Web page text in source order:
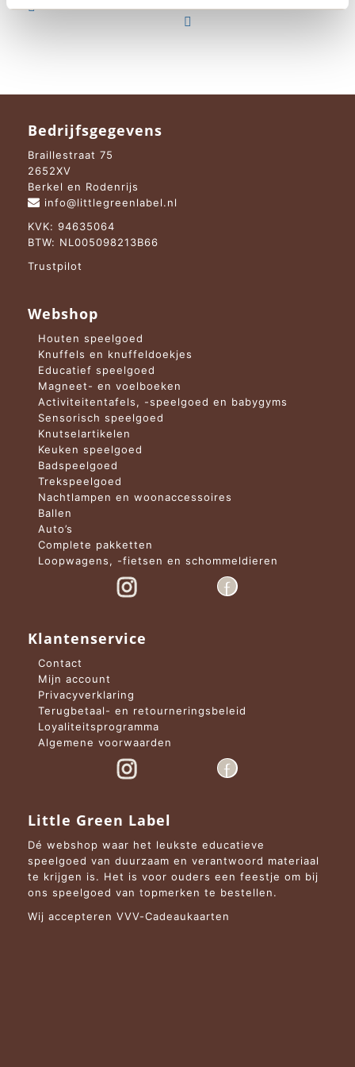


Bedrijfsgegevens
Braillestraat 75
2652XV
Berkel en Rodenrijs
info@littlegreenlabel.nl
KVK: 94635064
BTW: NL005098213B66
Trustpilot
Webshop
Houten speelgoed
Knuffels en knuffeldoekjes
Educatief speelgoed
Magneet- en voelboeken
Activiteitentafels, -speelgoed en babygyms
Sensorisch speelgoed
Knutselartikelen
Keuken speelgoed
Badspeelgoed
Trekspeelgoed
Nachtlampen en woonaccessoires
Ballen
Auto’s
Complete pakketten
Loopwagens, -fietsen en schommeldieren
Klantenservice
Contact
Mijn account
Privacyverklaring
Terugbetaal- en retourneringsbeleid
Loyaliteitsprogramma
Algemene voorwaarden
Little Green Label
Dé webshop waar het leukste educatieve
speelgoed van duurzaam en verantwoord materiaal
te krijgen is. Het is voor ouders een feestje om bij
ons speelgoed van topmerken te bestellen.
Wij accepteren VVV-Cadeaukaarten